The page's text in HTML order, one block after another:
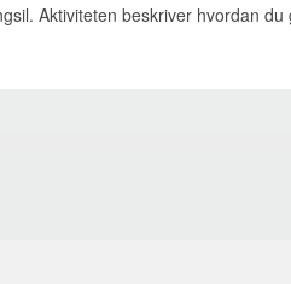
Aktiviteten beskriver hvordan du